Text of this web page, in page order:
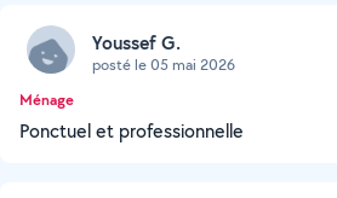
Youssef G.
posté le 05 mai 2026
Ménage
Ponctuel et professionnelle